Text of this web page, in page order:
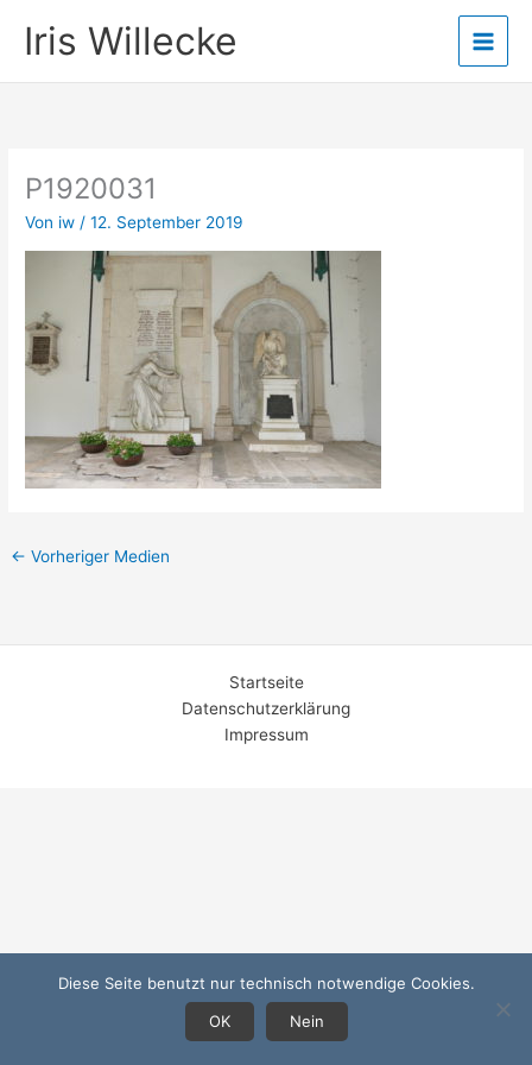
InhaltIris Willecke
P1920031
Von iw /12. September 2019
← Vorheriger Medien
Startseite
Datenschutzerklärung
Impressum
Diese Seite benutzt nur technisch notwendige Cookies.
OK
Nein